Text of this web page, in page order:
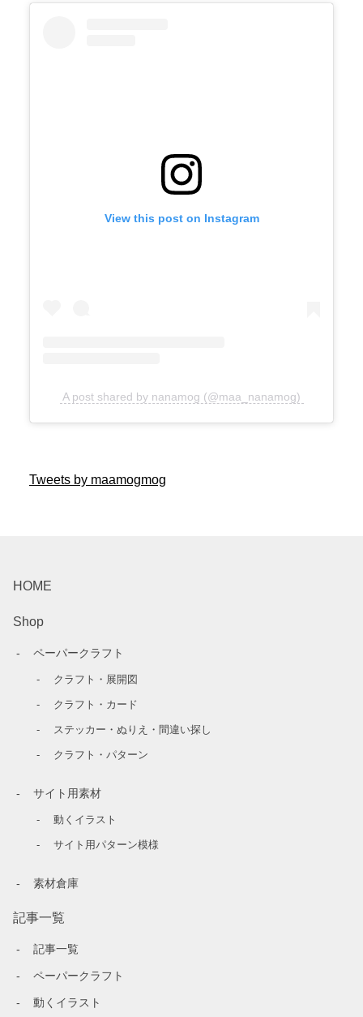
View this post on Instagram
A post shared by nanamog (@maa_nanamog)
Tweets by maamogmog
HOME
Shop
ペーパークラフト
クラフト・展開図
クラフト・カード
ステッカー・ぬりえ・間違い探し
クラフト・パターン
サイト用素材
動くイラスト
サイト用パターン模様
素材倉庫
記事一覧
記事一覧
ペーパークラフト
動くイラスト